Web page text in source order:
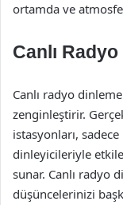
ortamda ve
Canlı
Canlı radyo
zenginleştirir.
istasyonları,
dinleyicileriyle
sunar. Canlı radyo
düşüncelerinizi